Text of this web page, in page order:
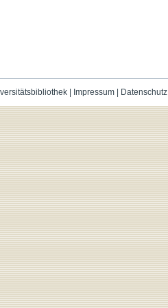
| Impressum| Datenschutz